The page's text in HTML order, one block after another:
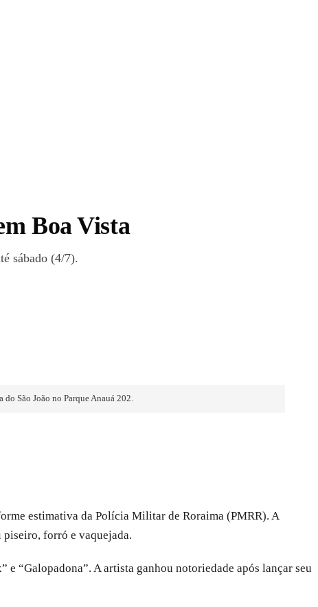
Boa Vista
sábado (4/7).
São João no Parque Anauá 202.
estimativa da Polícia Militar de Roraima (PMRR). A
piseiro, forró e vaquejada.
“Galopadona”. A artista ganhou notoriedade após lançar seu